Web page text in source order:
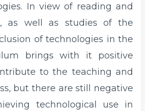
In view of reading and
as well as studies of the
of technologies in the
brings with it positive
to the teaching and
but there are still negative
technological use in